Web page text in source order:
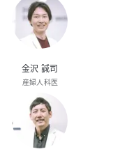
金沢 誠司
産婦人科医